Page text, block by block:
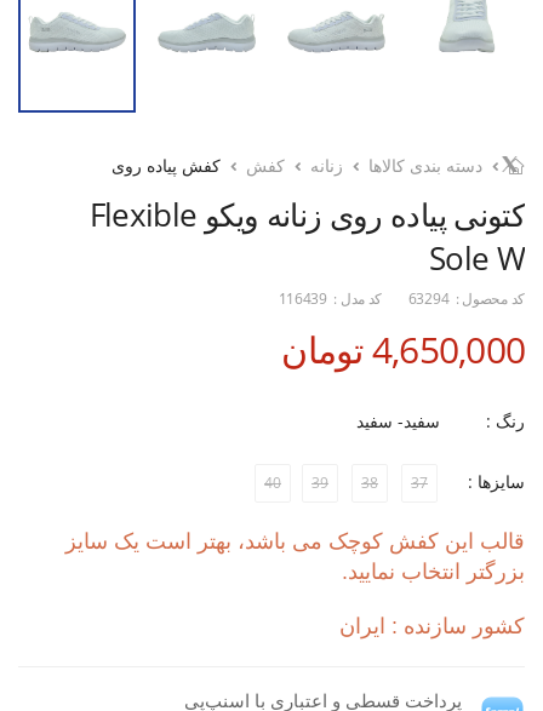
دسته بندی کالاها زنانه کفش کفش پیاده روی
کتونی پیاده روی زنانه ویکو Flexible
Sole W
کد محصول : 63294 کد مدل : 116439
4,650,000 تومان
رنگ : سفید- سفید
سایزها : 37
38
39
40
قالب این کفش کوچک می باشد، بهتر است یک سایز
بزرگتر انتخاب نمایید.
کشور سازنده : ایران
پرداخت قسطی و اعتباری با اسنپ‌پی